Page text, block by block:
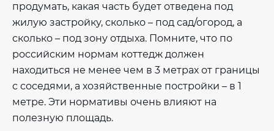
продумать, какая часть будет отведена под
жилую застройку, сколько – под сад/огород, а
сколько – под зону отдыха. Помните, что по
российским нормам коттедж должен
находиться не менее чем в 3 метрах от границы
с соседями, а хозяйственные постройки – в 1
метре. Эти нормативы очень влияют на
полезную площадь.